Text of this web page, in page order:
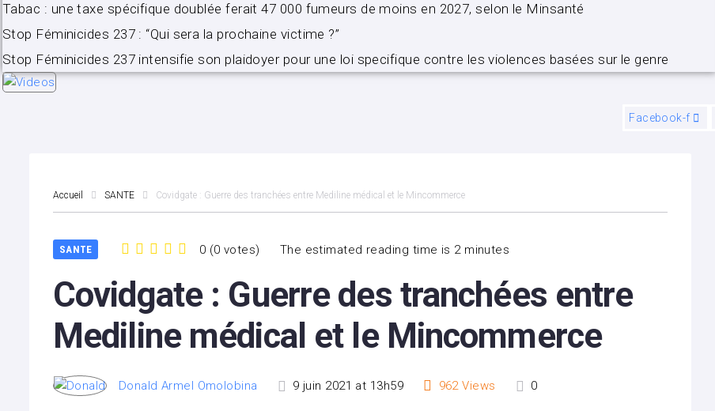
Tabac : une taxe spécifique doublée ferait 47 000 fumeurs de moins en 2027, selon le Minsanté
Stop Féminicides 237 : “Qui sera la prochaine victime ?”
Stop Féminicides 237 intensifie son plaidoyer pour une loi specifique contre les violences basées sur le genre
Facebook-f
Accueil SANTE Covidgate : Guerre des tranchées entre Mediline médical et le Mincommerce
SANTE 0 (0 votes) The estimated reading time is 2 minutes
Covidgate : Guerre des tranchées entre
Mediline médical et le Mincommerce
Donald Armel Omolobina 9 juin 2021 at 13h59 962 Views 0